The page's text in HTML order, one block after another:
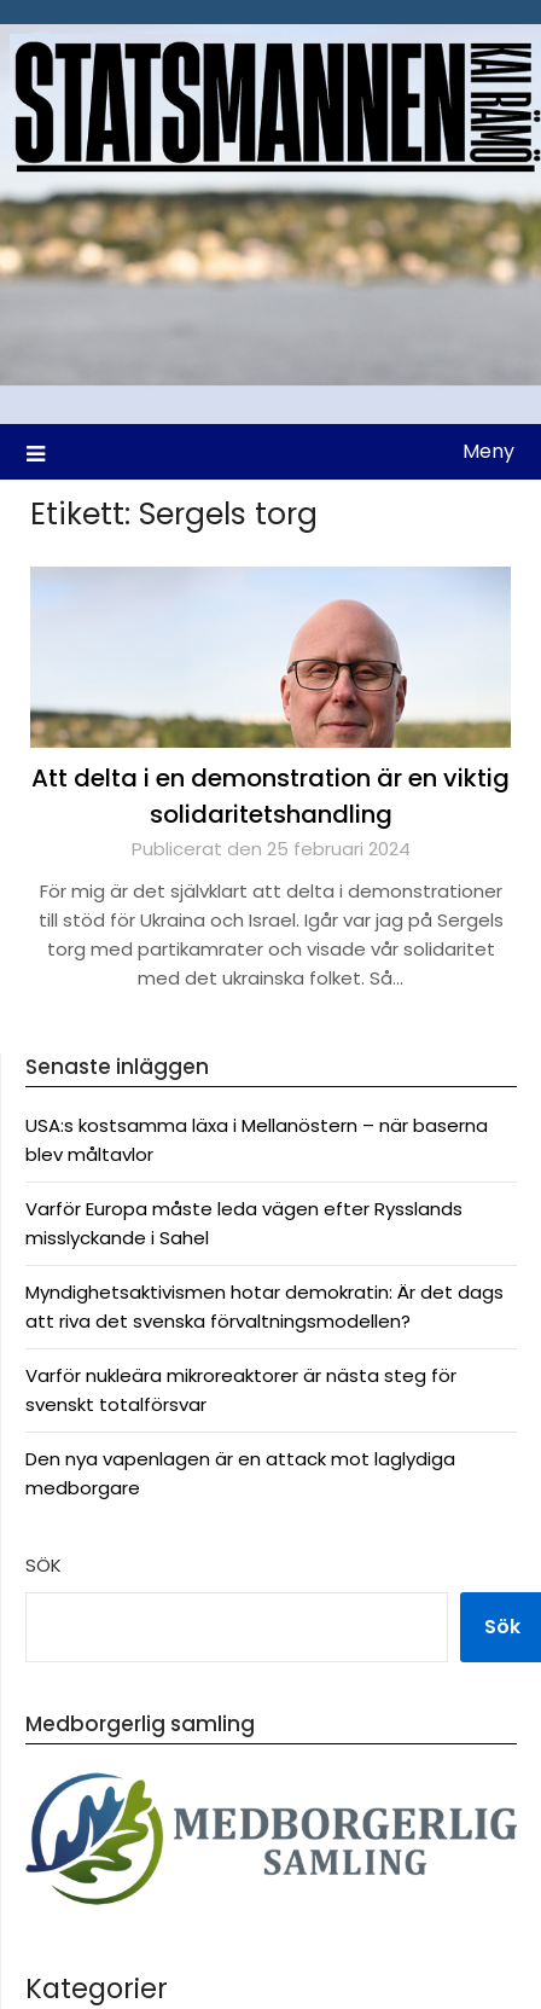
till
Meny
Etikett: Sergels torg
Att delta i en demonstration är en viktig
solidaritetshandling
Publicerat den 25 februari 2024
För mig är det självklart att delta i demonstrationer
till stöd för Ukraina och Israel. Igår var jag på Sergels
torg med partikamrater och visade vår solidaritet
med det ukrainska folket. Så…
Senaste inläggen
USA:s kostsamma läxa i Mellanöstern – när baserna
blev måltavlor
Varför Europa måste leda vägen efter Rysslands
misslyckande i Sahel
Myndighetsaktivismen hotar demokratin: Är det dags
att riva det svenska förvaltningsmodellen?
Varför nukleära mikroreaktorer är nästa steg för
svenskt totalförsvar
Den nya vapenlagen är en attack mot laglydiga
medborgare
SÖK
Sök
Medborgerlig samling
Kategorier